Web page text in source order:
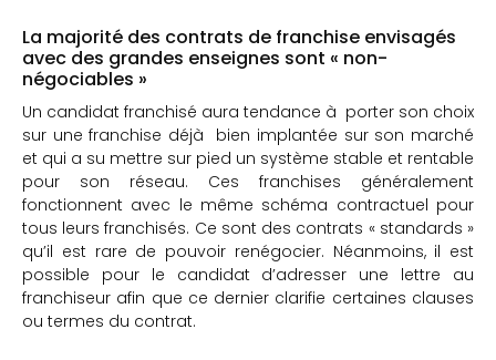
La majorité des contrats de franchise envisagés
avec des grandes enseignes sont « non-
négociables »
Un candidat franchisé aura tendance à porter son choix
sur une franchise déjà bien implantée sur son marché
et qui a su mettre sur pied un système stable et rentable
pour son réseau. Ces franchises généralement
fonctionnent avec le même schéma contractuel pour
tous leurs franchisés. Ce sont des contrats « standards »
qu’il est rare de pouvoir renégocier. Néanmoins, il est
possible pour le candidat d’adresser une lettre au
franchiseur afin que ce dernier clarifie certaines clauses
ou termes du contrat.